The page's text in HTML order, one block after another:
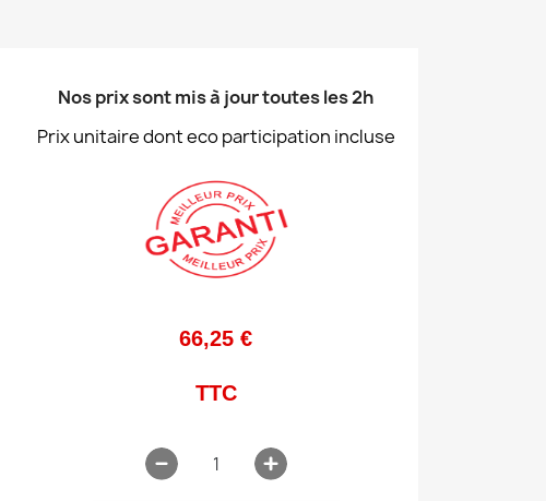
Nos prix sont mis à jour toutes les 2h
Prix unitaire dont eco participation incluse
66,25 €
TTC